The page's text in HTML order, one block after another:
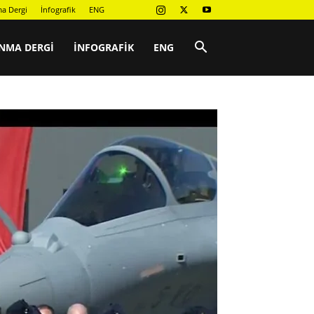
Dergi İnfografik ENG
DERGI İNFOGRAFIK ENG